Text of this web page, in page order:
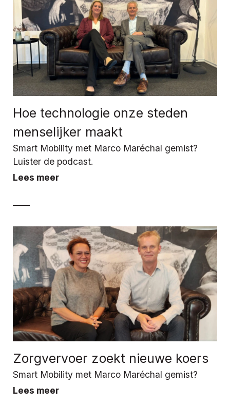
Hoe technologie onze steden
menselijker maakt
Smart Mobility met Marco Maréchal gemist?
Luister de podcast.
Lees meer
Zorgvervoer zoekt nieuwe koers
Smart Mobility met Marco Maréchal gemist?
Lees meer